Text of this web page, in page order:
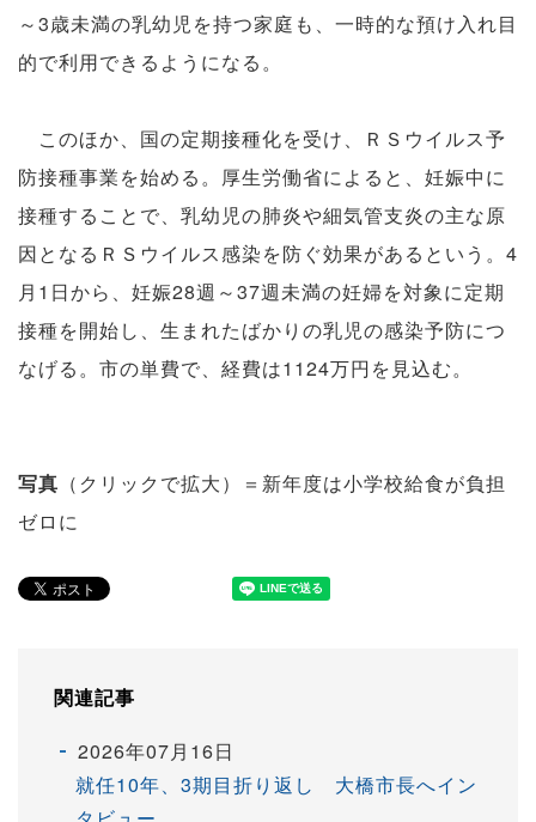
～3歳未満の乳幼児を持つ家庭も、一時的な預け入れ目
的で利用できるようになる。
このほか、国の定期接種化を受け、ＲＳウイルス予
防接種事業を始める。厚生労働省によると、妊娠中に
接種することで、乳幼児の肺炎や細気管支炎の主な原
因となるＲＳウイルス感染を防ぐ効果があるという。4
月1日から、妊娠28週～37週未満の妊婦を対象に定期
接種を開始し、生まれたばかりの乳児の感染予防につ
なげる。市の単費で、経費は1124万円を見込む。
写真 （クリックで拡大）＝新年度は小学校給食が負担
ゼロに
関連記事
2026年07月16日
就任10年、3期目折り返し 大橋市長へイン